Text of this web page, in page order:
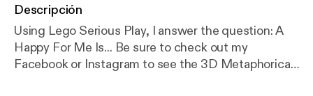
Descripción
Using Lego Serious Play, I answer the question: A
Happy For Me Is... Be sure to check out my
Facebook or Instagram to see the 3D Metaphorical